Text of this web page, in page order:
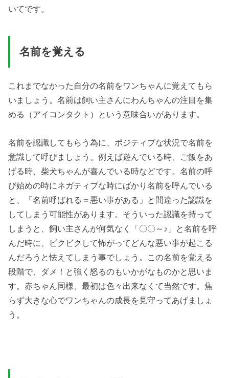
いてです。
名前を覚える
これまでなかった自分の名前をワンちゃんに覚えてもら
いましょう。名前は飼い主さんにわんちゃんの注目を集
める（アイコンタクト）という意味合いがあります。
名前を認識してもらう為に、ポジティブな状況で名前を
意識して呼びましょう。例えば遊んでいる時、ご飯をあ
げる時、柴犬ちゃんが喜んでいる時などです。名前の呼
び始めの時にネガティブな時にばかり名前を呼んでいる
と、「名前呼ばれる＝悪い事がある」と間違った認識を
してしまう可能性があります。そういった認識を持って
しまうと、飼い主さんが何気なく「〇〇～♪」と名前を呼
んだ時に、ビクビクして怖がってどんな悪い事が起こる
んだろうと怯えてしまう事でしょう。この名前を覚える
段階で、ダメ！と強く怒るのもいかがなものかと思いま
す。赤ちゃん同様、最初は色々出来なくて当然です。焦
らず大きな心でワンちゃんの成長を見守ってあげましょ
う。